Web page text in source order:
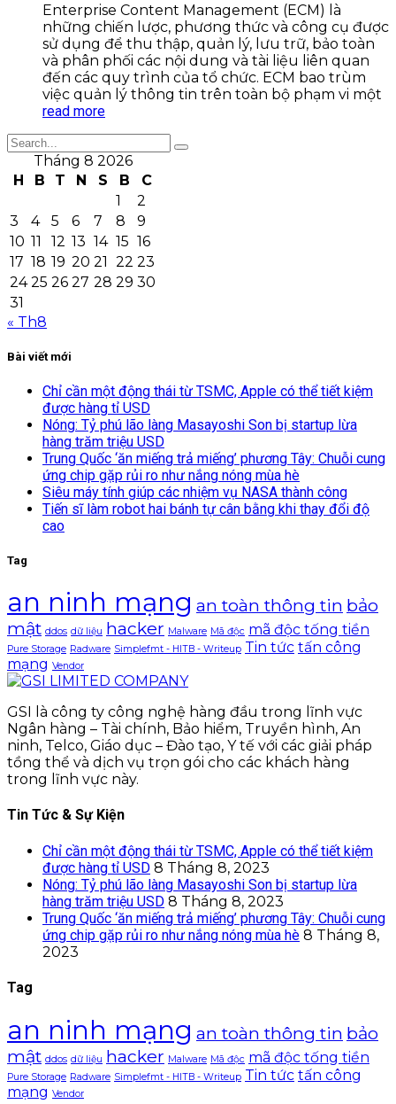
Enterprise Content Management (ECM) là
những chiến lược, phương thức và công cụ được
sử dụng để thu thập, quản lý, lưu trữ, bảo toàn
và phân phối các nội dung và tài liệu liên quan
đến các quy trình của tổ chức. ECM bao trùm
việc quản lý thông tin trên toàn bộ phạm vi một
read more
Tháng 8 2026
H
B T N S B
C
1
2
3
4 5 6 7 8
9
10 11 12 13 14 15 16
17 18 19 20 21 22 23
24 25 26 27 28 29 30
31
« Th8
Bài viết mới
Chỉ cần một động thái từ TSMC, Apple có thể tiết kiệm
được hàng tỉ USD
Nóng: Tỷ phú lão làng Masayoshi Son bị startup lừa
hàng trăm triệu USD
Trung Quốc ‘ăn miếng trả miếng’ phương Tây: Chuỗi cung
ứng chip gặp rủi ro như nắng nóng mùa hè
Siêu máy tính giúp các nhiệm vụ NASA thành công
Tiến sĩ làm robot hai bánh tự cân bằng khi thay đổi độ
cao
Tag
an ninh mạng an toàn thông tin bảo
mật ddos dữ liệu hacker Malware Mã độc mã độc tống tiền
Pure Storage Radware Simplefmt - HITB - Writeup Tin tức tấn công
mạng Vendor
GSI là công ty công nghệ hàng đầu trong lĩnh vực
Ngân hàng – Tài chính, Bảo hiểm, Truyền hình, An
ninh, Telco, Giáo dục – Đào tạo, Y tế với các giải pháp
tồng thể và dịch vụ trọn gói cho các khách hàng
trong lĩnh vực này.
Tin Tức & Sự Kiện
Chỉ cần một động thái từ TSMC, Apple có thể tiết kiệm
được hàng tỉ USD 8 Tháng 8, 2023
Nóng: Tỷ phú lão làng Masayoshi Son bị startup lừa
hàng trăm triệu USD 8 Tháng 8, 2023
Trung Quốc ‘ăn miếng trả miếng’ phương Tây: Chuỗi cung
ứng chip gặp rủi ro như nắng nóng mùa hè 8 Tháng 8,
2023
Tag
an ninh mạng an toàn thông tin bảo
mật ddos dữ liệu hacker Malware Mã độc mã độc tống tiền
Pure Storage Radware Simplefmt - HITB - Writeup Tin tức tấn công
mạng Vendor